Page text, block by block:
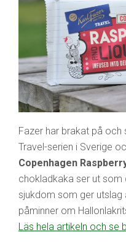
Fazer har brakat på
Travel-serien i Sverige
Copenhagen
chokladkaka ser ut
sjukdom som ger utslag
påminner om
Läs hela artikeln och se